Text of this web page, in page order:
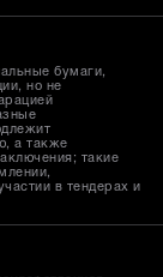
бумаги,
но не
а также
такие
в тендерах и